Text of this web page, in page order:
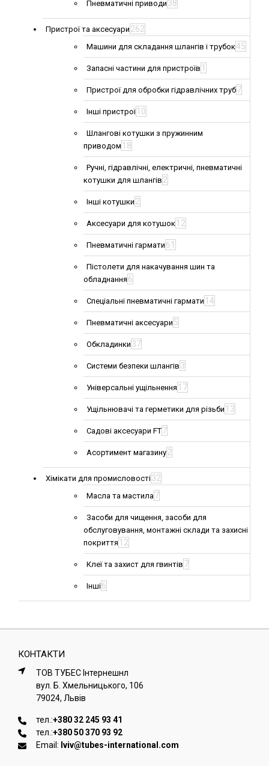
Пневматичні приводи 38
Пристрої та аксесуари 262
Машини для складання шлангів і трубок45
Запасні частини для пристроїв 1
Пристрої для обробки гідравлічних труб7
Інші пристрої 10
Шлангові котушки з пружинним
приводом 18
Ручні, гідравлічні, електричні, пневматичні
котушки для шлангів 2
Інші котушки 2
Аксесуари для котушок 12
Пневматичні гармати 61
Пістолети для накачування шин та
обладнання 6
Спеціальні пневматичні гармати 14
Пневматичні аксесуари 5
Обкладинки 37
Системи безпеки шлангів 3
Універсальні ущільнення 17
Ущільнювачі та герметики для різьби 13
Садові аксесуари FT7
Асортимент магазину2
Хімікати для промисловості32
Масла та мастила7
Засоби для чищення, засоби для
обслуговування, монтажні склади та захисні
покриття 12
Клеї та захист для гвинтів 7
Інші6
КОНТАКТИ
ТОВ ТУБЕС Iнтернешнл
вул. Б. Хмельницького, 106
79024, Львiв
тел.:+380 32 245 93 41
тел.:+380 50 370 93 92
Email: lviv@tubes-international.com